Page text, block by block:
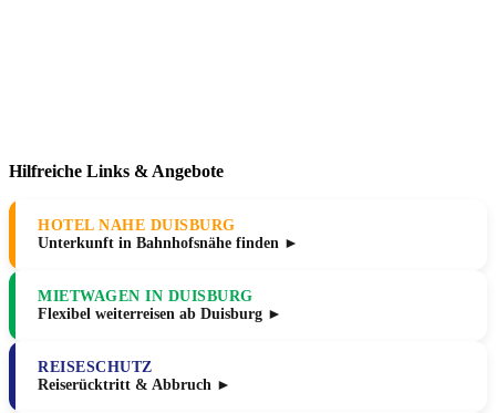
Hilfreiche Links & Angebote
HOTEL NAHE DUISBURG
Unterkunft in Bahnhofsnähe finden ►
MIETWAGEN IN DUISBURG
Flexibel weiterreisen ab Duisburg ►
REISESCHUTZ
Reiserücktritt & Abbruch ►